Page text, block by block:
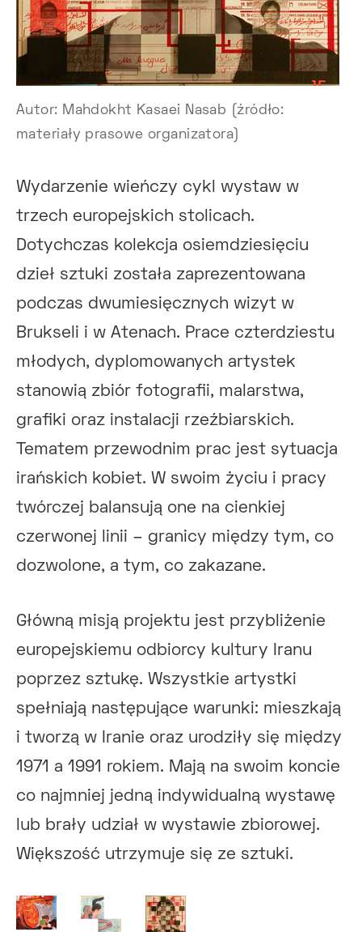
Autor: Mahdokht Kasaei Nasab (źródło:
materiały prasowe organizatora)
Wydarzenie wieńczy cykl wystaw w
trzech europejskich stolicach.
Dotychczas kolekcja osiemdziesięciu
dzieł sztuki została zaprezentowana
podczas dwumiesięcznych wizyt w
Brukseli i w Atenach. Prace czterdziestu
młodych, dyplomowanych artystek
stanowią zbiór fotografii, malarstwa,
grafiki oraz instalacji rzeźbiarskich.
Tematem przewodnim prac jest sytuacja
irańskich kobiet. W swoim życiu i pracy
twórczej balansują one na cienkiej
czerwonej linii – granicy między tym, co
dozwolone, a tym, co zakazane.
Główną misją projektu jest przybliżenie
europejskiemu odbiorcy kultury Iranu
poprzez sztukę. Wszystkie artystki
spełniają następujące warunki: mieszkają
i tworzą w Iranie oraz urodziły się między
1971 a 1991 rokiem. Mają na swoim koncie
co najmniej jedną indywidualną wystawę
lub brały udział w wystawie zbiorowej.
Większość utrzymuje się ze sztuki.